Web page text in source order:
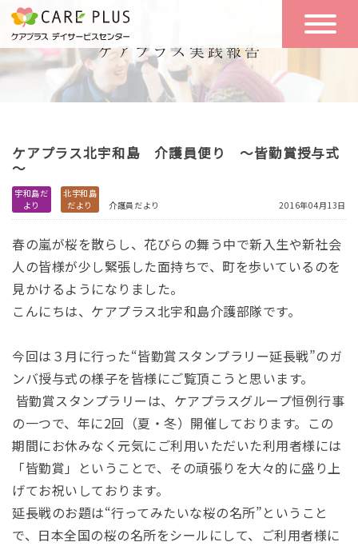
こんな方に
おすすめ
一日の流れ
一日体験
空き状況
実践報告
リクルート
ケアプラス北宇和島 介護員便り ～皆勤賞授与式
～
宇和島だ
より
北宇和島
だより
介護員だより 2016年04月13日
春の嵐が桜を散らし、花びらの舞う中で新入生や新社会
人の皆様が少し緊張した面持ちで、町を歩いているのを
見かけるようになりました。
こんにちは、ケアプラス北宇和島介護部隊です。
今回は３月に行った“皆勤賞スタンプラリー延長戦”のガ
ンバ授与式の様子を皆様にご覧頂こうと思います。
皆勤賞スタンプラリーは、ケアプラスグループ恒例行事
の一つで、年に2回（夏・冬）開催しております。この
期間にお休みなく元気にご利用いただいた利用者様には
「皆勤賞」ということで、その頑張りを大々的に盛り上
げてお祝いしております。
延長戦のお題は“行ってみたいな桜の名所”ということ
で、日本全国の桜の名所をシールにして、ご利用者様に